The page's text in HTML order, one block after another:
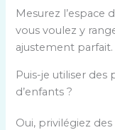
Mesurez
vous voulez y
ajustement parfait.
Puis-je utiliser des
d’enfants ?
Oui, privilégiez des